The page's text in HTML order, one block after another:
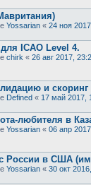
Yossarian « 24 ноя
ICAO Level 4.
chirk « 26 авг 2017,
и скоринг
Defined « 17 май 2017,
любителя в
Yossarian « 06 апр
с России в США
Yossarian « 30 окт